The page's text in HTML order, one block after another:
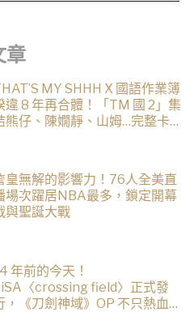
章
MY SHHH X 國語作業簿
違 8 年再合體！「TM 國 2」集
熊仔、陳嫺靜、山姆…完整卡
皇無解的影響力！76人全美直
場次躍居NBA最多，鎖定開幕
與聖誕大戰
年前的今天！
〈crossing field〉正式發
，《刀劍神域》OP 不只熱血還